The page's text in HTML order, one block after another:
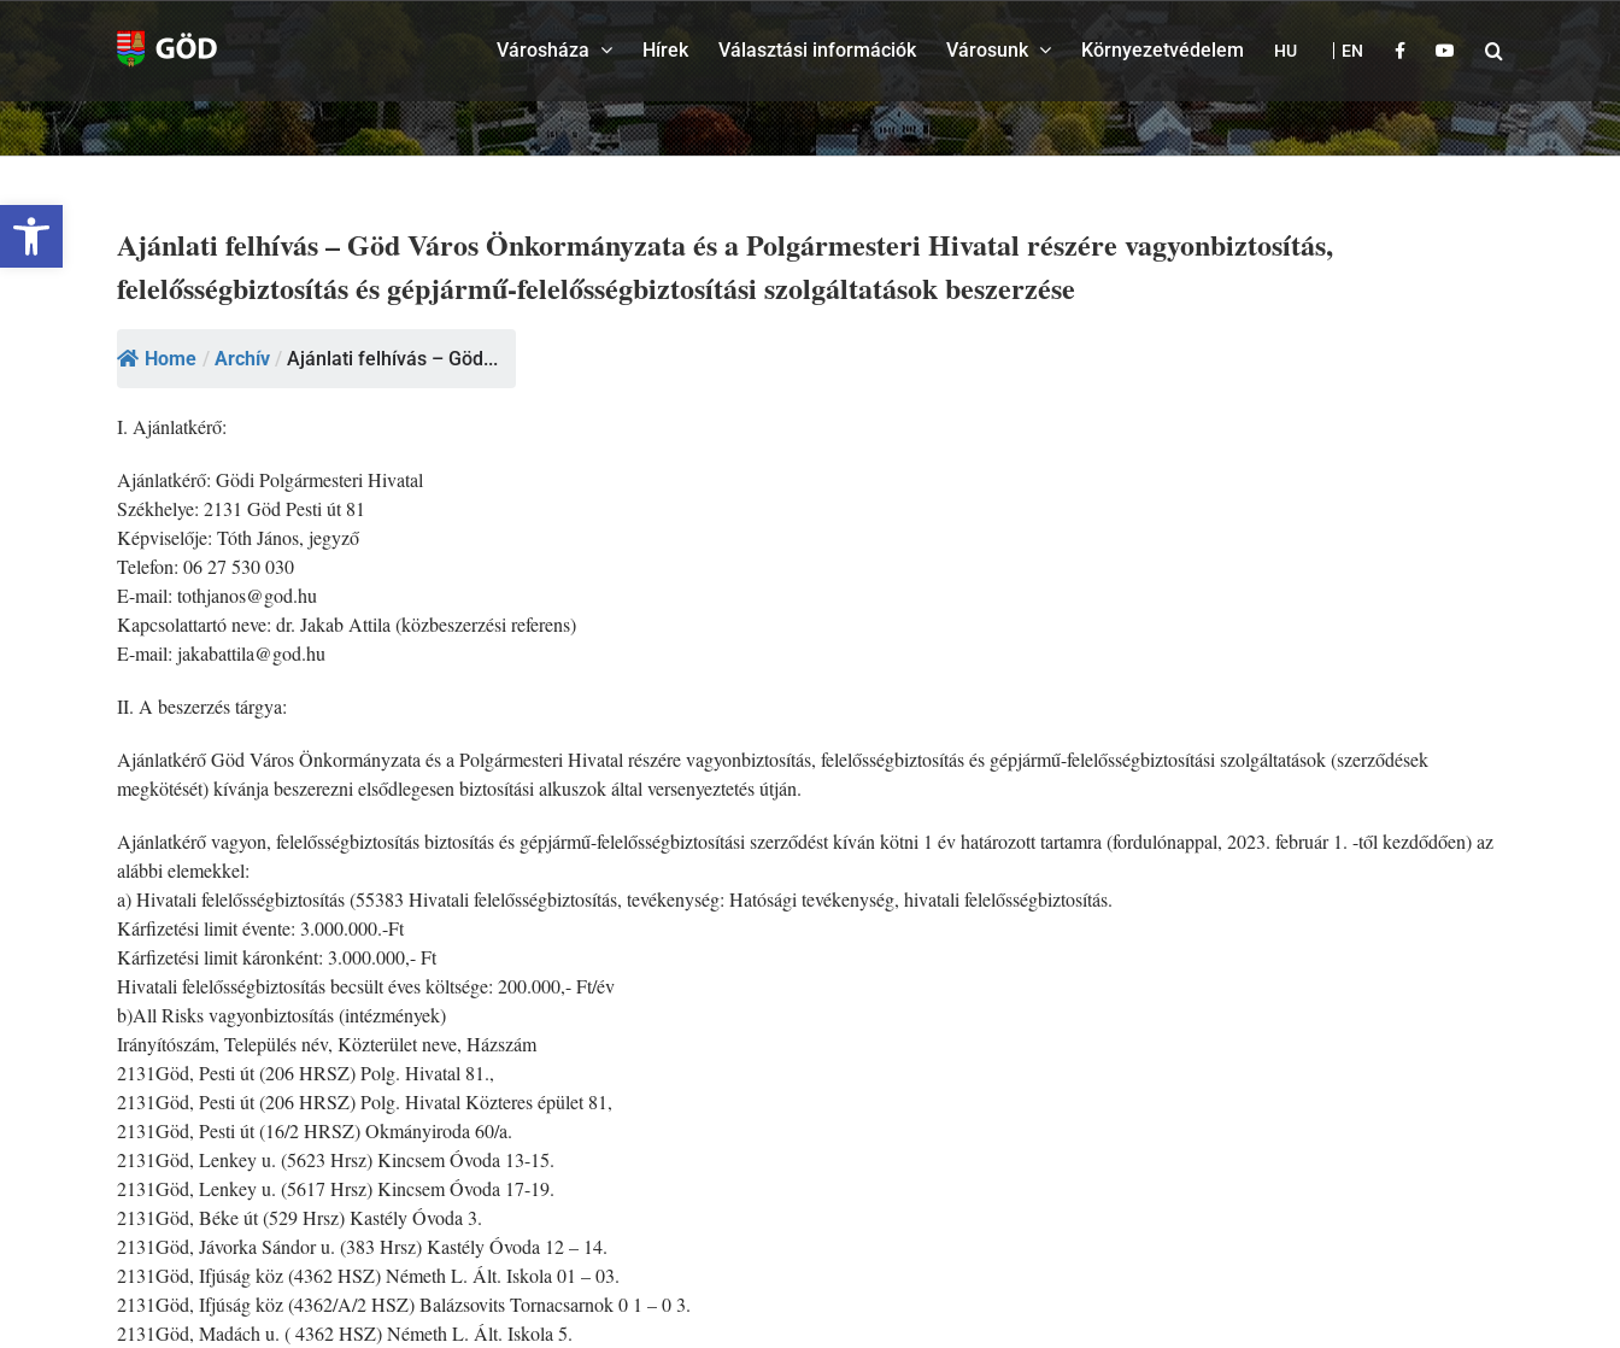
Eszköztár megnyitása
Városháza Hírek Választási információk Városunk Környezetvédelem HU EN
Ajánlati felhívás – Göd Város Önkormányzata és a Polgármesteri Hivatal részére vagyonbiztosítás,
felelősségbiztosítás és gépjármű-felelősségbiztosítási szolgáltatások beszerzése
Home / Archív / Ajánlati felhívás – Göd...
I. Ajánlatkérő:
Ajánlatkérő: Gödi Polgármesteri Hivatal
Székhelye: 2131 Göd Pesti út 81
Képviselője: Tóth János, jegyző
Telefon: 06 27 530 030
E-mail: tothjanos@god.hu
Kapcsolattartó neve: dr. Jakab Attila (közbeszerzési referens)
E-mail: jakabattila@god.hu
II. A beszerzés tárgya:
Ajánlatkérő Göd Város Önkormányzata és a Polgármesteri Hivatal részére vagyonbiztosítás, felelősségbiztosítás és gépjármű-felelősségbiztosítási szolgáltatások (szerződések
megkötését) kívánja beszerezni elsődlegesen biztosítási alkuszok által versenyeztetés útján.
Ajánlatkérő vagyon, felelősségbiztosítás biztosítás és gépjármű-felelősségbiztosítási szerződést kíván kötni 1 év határozott tartamra (fordulónappal, 2023. február 1. -től kezdődően) az
alábbi elemekkel:
a) Hivatali felelősségbiztosítás (55383 Hivatali felelősségbiztosítás, tevékenység: Hatósági tevékenység, hivatali felelősségbiztosítás.
Kárfizetési limit évente: 3.000.000.-Ft
Kárfizetési limit káronként: 3.000.000,- Ft
Hivatali felelősségbiztosítás becsült éves költsége: 200.000,- Ft/év
b)All Risks vagyonbiztosítás (intézmények)
Irányítószám, Település név, Közterület neve, Házszám
2131Göd, Pesti út (206 HRSZ) Polg. Hivatal 81.,
2131Göd, Pesti út (206 HRSZ) Polg. Hivatal Közteres épület 81,
2131Göd, Pesti út (16/2 HRSZ) Okmányiroda 60/a.
2131Göd, Lenkey u. (5623 Hrsz) Kincsem Óvoda 13-15.
2131Göd, Lenkey u. (5617 Hrsz) Kincsem Óvoda 17-19.
2131Göd, Béke út (529 Hrsz) Kastély Óvoda 3.
2131Göd, Jávorka Sándor u. (383 Hrsz) Kastély Óvoda 12 – 14.
2131Göd, Ifjúság köz (4362 HSZ) Németh L. Ált. Iskola 01 – 03.
2131Göd, Ifjúság köz (4362/A/2 HSZ) Balázsovits Tornacsarnok 0 1 – 0 3.
2131Göd, Madách u. ( 4362 HSZ) Németh L. Ált. Iskola 5.